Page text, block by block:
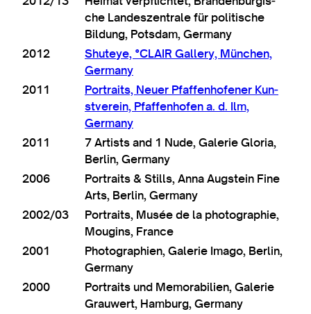
che Landeszen­t­rale für polit­ische
Bildung, Pots­dam, Germany
2012
Shuteye, °CLAIR Gal­lery, München,
Germany
2011
Por­traits, Neuer Pfaf­fen­hofen­er Kun­
stver­ein, Pfaf­fen­hofen a. d. Ilm,
Germany
2011
7 Artists and 1 Nude, Galer­ie Glor­ia,
Ber­lin, Germany
2006
Por­traits & Stills, Anna Aug­stein Fine
Arts, Ber­lin, Germany
2002/03
Por­traits, Musée de la pho­to­graph­ie,
Mou­gins, France
2001
Pho­to­graph­i­en, Galer­ie Imago, Ber­lin,
Germany
2000
Por­traits und Mem­or­ab­i­li­en, Galer­ie
Grauwert, Ham­burg, Germany